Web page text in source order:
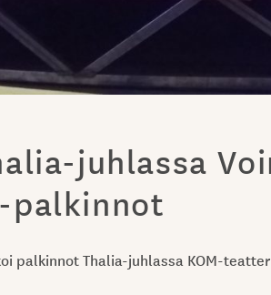
juhlassa
palkinnot
palkinnot Thalia-juhlassa KOM-